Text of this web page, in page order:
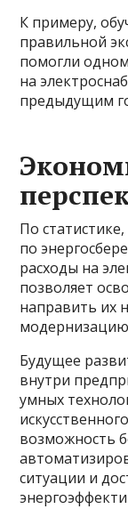
К примеру,
правильной
помогли
на
предыдущим
По
по
расходы на
позволяет
направить их
Будущее
внутри
умных
возможность
ситуации и